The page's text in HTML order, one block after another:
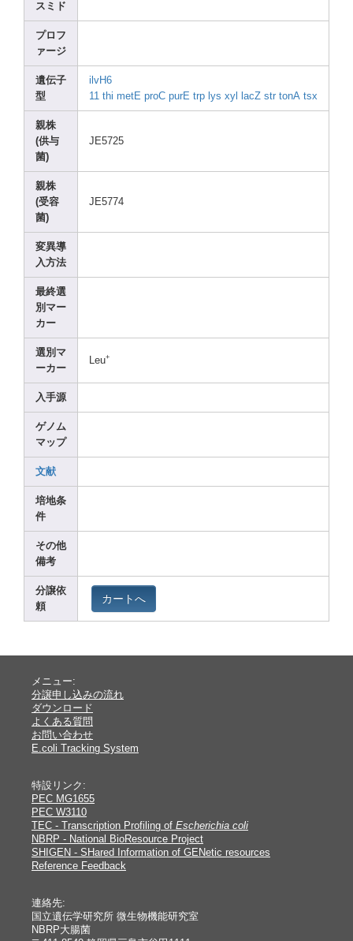
スミド
プロフ
ァージ
遺伝子
型
ilvH6
11 thi metE proC purE trp lys xyl lacZ str tonA tsx
親株
(供与
菌)
JE5725
親株
(受容
菌)
JE5774
変異導
入方法
最終選
別マー
カー
選別マ
ーカー
Leu+
入手源
ゲノム
マップ
文献
培地条
件
その他
備考
分譲依
頼
カートへ
メニュー:
分譲申し込みの流れ
ダウンロード
よくある質問
お問い合わせ
E.coli Tracking System
特設リンク:
PEC MG1655
PEC W3110
TEC - Transcription Profiling of Escherichia coli
NBRP - National BioResource Project
SHIGEN - SHared Information of GENetic resources
Reference Feedback
連絡先:
国立遺伝学研究所 微生物機能研究室
NBRP大腸菌